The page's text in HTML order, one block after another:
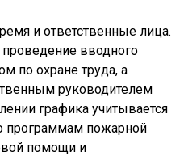
и ответственные лица.
вводного
по охране труда, а
руководителем
графика учитывается
программам пожарной
помощи и